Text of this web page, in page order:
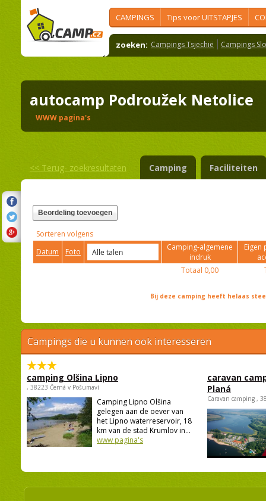
CAMPINGS Tips voor UITSTAPJES
zoeken: Campings Tsjechië Campings
autocamp Podroužek Netolice
WWW pagina's
<< Terug- zoekresultaten Camping Faciliteiten
Beordeling toevoegen
Sorteren volgens
Datum
Foto
Camping-algemene
indruk
Eigen
Totaal 0,00
Bij deze camping heeft helaas
Campings die u kunnen ook interesseren
camping Olšina Lipno
, 38223 Černá v Pošumaví
Camping Lipno Olšina
gelegen aan de oever van
het Lipno waterreservoir, 18
km van de stad Krumlov in...
www pagina's
caravan
Planá
Caravan camping ,